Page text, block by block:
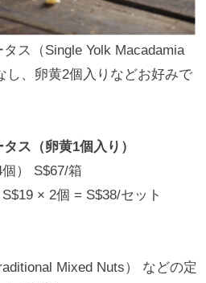
ス（Single Yolk Macadamia
し、卵黄2個入りなどお好みで
ス（卵黄1個入り）
） S$67/箱
× 2個 = S$38/セット
Mixed Nuts） などの定